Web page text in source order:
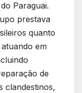
Paraguai.
prestava
quanto
em
de
clandestinos,